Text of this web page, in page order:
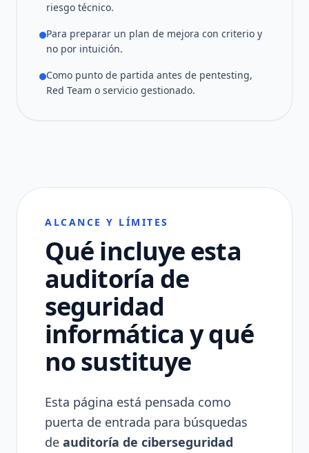
riesgo técnico.
Para preparar un plan de mejora con criterio y
no por intuición.
Como punto de partida antes de pentesting,
Red Team o servicio gestionado.
ALCANCE Y LÍMITES
Qué incluye esta
auditoría de
seguridad
informática y qué
no sustituye
Esta página está pensada como
puerta de entrada para búsquedas
de auditoría de ciberseguridad